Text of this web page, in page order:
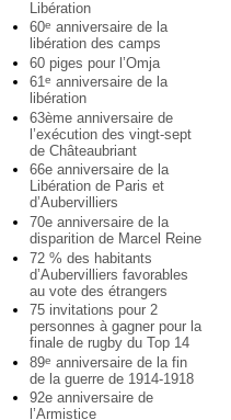
Libération
60e anniversaire de la
libération des camps
60 piges pour l’Omja
61e anniversaire de la
libération
63ème anniversaire de
l’exécution des vingt-sept
de Châteaubriant
66e anniversaire de la
Libération de Paris et
d’Aubervilliers
70e anniversaire de la
disparition de Marcel Reine
72 % des habitants
d’Aubervilliers favorables
au vote des étrangers
75 invitations pour 2
personnes à gagner pour la
finale de rugby du Top 14
89e anniversaire de la fin
de la guerre de 1914-1918
92e anniversaire de
l’Armistice